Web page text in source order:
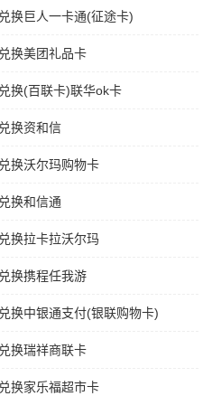
换巨人一卡通(征途卡)
换美团礼品卡
换(百联卡)联华ok卡
换资和信
换沃尔玛购物卡
换和信通
换拉卡拉沃尔玛
换携程任我游
换中银通支付(银联购物卡)
换瑞祥商联卡
换家乐福超市卡